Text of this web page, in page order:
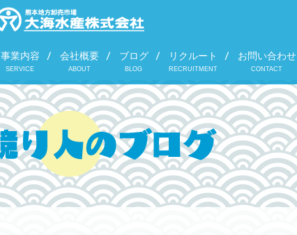
事業内容
SERVICE
会社概要
ABOUT
ブログ
BLOG
リクルート
RECRUITMENT
お問い合わせ
CONTACT